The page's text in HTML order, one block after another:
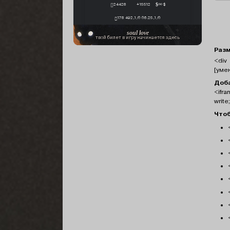
24428 +15512 ∞ $
178 492,1/0 06.25,1/0
soul love
твой билет в игру начинается здесь
<div